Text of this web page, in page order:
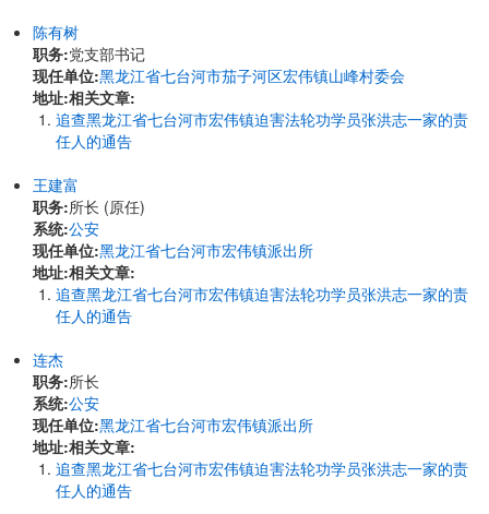
陈有树
职务:党支部书记
现任单位:黑龙江省七台河市茄子河区宏伟镇山峰村委会
地址:相关文章:
追查黑龙江省七台河市宏伟镇迫害法轮功学员张洪志一家的责
任人的通告
王建富
职务:所长 (原任)
系统:公安
现任单位:黑龙江省七台河市宏伟镇派出所
地址:相关文章:
追查黑龙江省七台河市宏伟镇迫害法轮功学员张洪志一家的责
任人的通告
连杰
职务:所长
系统:公安
现任单位:黑龙江省七台河市宏伟镇派出所
地址:相关文章:
追查黑龙江省七台河市宏伟镇迫害法轮功学员张洪志一家的责
任人的通告